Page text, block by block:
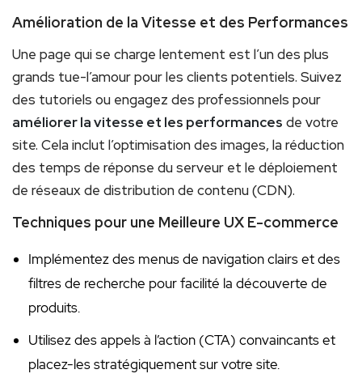
Amélioration de la Vitesse et des Performances
Une page qui se charge lentement est l’un des plus
grands tue-l’amour pour les clients potentiels. Suivez
des tutoriels ou engagez des professionnels pour
améliorer la vitesse et les performances de votre
site. Cela inclut l’optimisation des images, la réduction
des temps de réponse du serveur et le déploiement
de réseaux de distribution de contenu (CDN).
Techniques pour une Meilleure UX E-commerce
Implémentez des menus de navigation clairs et des
filtres de recherche pour facilité la découverte de
produits.
Utilisez des appels à l’action (CTA) convaincants et
placez-les stratégiquement sur votre site.